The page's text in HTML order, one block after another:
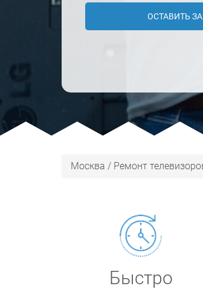
ОСТАВИТЬ
Москва / Ремонт
Быстро